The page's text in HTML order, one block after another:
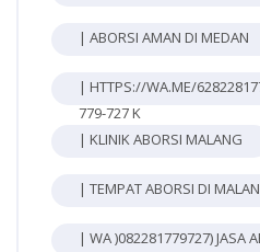
| ABORSI AMAN DI MEDAN
| HTTPS://WA.ME/
779-727 K
| KLINIK ABORSI MALANG
| TEMPAT ABORSI DI
| WA )082281779727) JASA